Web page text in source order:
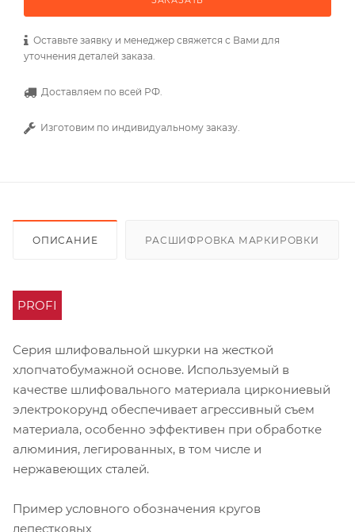
Оставьте заявку и менеджер свяжется с Вами для
уточнения деталей заказа.
Доставляем по всей РФ.
Изготовим по индивидуальному заказу.
ОПИСАНИЕ РАСШИФРОВКА МАРКИРОВКИ
PROFI
Серия шлифовальной шкурки на жесткой
хлопчатобумажной основе. Используемый в
качестве шлифовального материала циркониевый
электрокорунд обеспечивает агрессивный съем
материала, особенно эффективен при обработке
алюминия, легированных, в том числе и
нержавеющих сталей.
Пример условного обозначения кругов
лепестковых